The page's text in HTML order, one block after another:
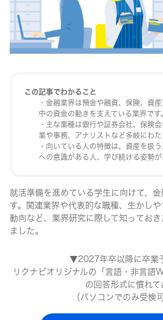
面接
インターンシップ＆キャリア
この記事でわかること
・金融業界は預金や融資、保険、資
中の資金の動きを支えている業界です
・主な業種は銀行や証券会社、保険
業や事務、アナリストなど多岐にわた
・向いている人の特徴は、資産を扱
への意識がある人、学び続ける姿勢が
就活準備を進めている学生に向けて、
す。関連業界や代表的な職種、生かし
動向など、業界研究に際して知ってお
ました。
▼2027年卒以降に卒業
リクナビオリジナルの「言語・非言語
の回答形式に慣れて
（パソコンでのみ受検